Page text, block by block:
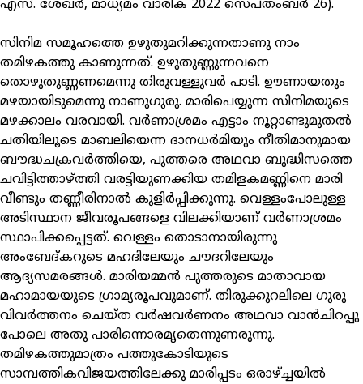
എസ്. ശേഖര്‍, മാധ്യമം വാരിക 2022 സെപ്തംബര്‍ 26).
സിനിമ സമൂഹത്തെ ഉഴുതുമറിക്കുന്നതാണു നാം
തമിഴകത്തു കാണുന്നത്. ഉഴുതുണ്ണുന്നവനെ
തൊഴുതുണ്ണണമെന്നു തിരുവള്ളുവര്‍ പാടി. ഊണായതും
മഴയായിടുമെന്നു നാണുഗുരു. മാരിപെയ്യുന്ന സിനിമയുടെ
മഴക്കാലം വരവായി. വര്‍ണാശ്രമം എട്ടാം നൂറ്റാണ്ടുമുതല്‍
ചതിയിലൂടെ മാബലിയെന്ന ദാനധര്‍മിയും നീതിമാനുമായ
ബൗദ്ധചക്രവര്‍ത്തിയെ, പുത്തരെ അഥവാ ബുദ്ധിസത്തെ
ചവിട്ടിത്താഴ്ത്തി വരട്ടിയുണക്കിയ തമിളകമണ്ണിനെ മാരി
വീണ്ടും തണ്ണീരിനാല്‍ കുളിര്‍പ്പിക്കുന്നു. വെള്ളംപോലുള്ള
അടിസ്ഥാന ജീവരൂപങ്ങളെ വിലക്കിയാണ് വര്‍ണാശ്രമം
സ്ഥാപിക്കപ്പെട്ടത്. വെള്ളം തൊടാനായിരുന്നു
അംബേദ്കറുടെ മഹദിലേയും ചൗദറിലേയും
ആദ്യസമരങ്ങള്‍. മാരിയമ്മന്‍ പുത്തരുടെ മാതാവായ
മഹാമായയുടെ ഗ്രാമ്യരൂപവുമാണ്. തിരുക്കുറലിലെ ഗുരു
വിവര്‍ത്തനം ചെയ്ത വര്‍ഷവര്‍ണനം അഥവാ വാന്‍ചിറപ്പു
പോലെ അതു പാരിന്നൊരമൃതെന്നുണരുന്നു.
തമിഴകത്തുമാത്രം പത്തുകോടിയുടെ
സാമ്പത്തികവിജയത്തിലേക്കു മാരിപ്പടം ഒരാഴ്ച്ചയില്‍